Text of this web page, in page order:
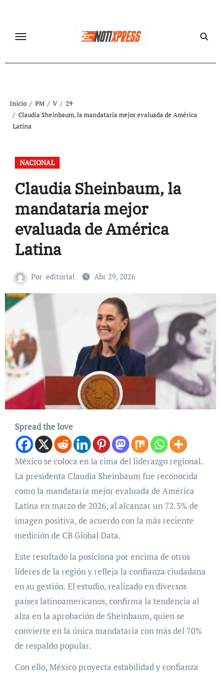
contenido
Inicio PM V
29
Claudia Sheinbaum, la mandataria mejor evaluada de América
Latina
NACIONAL
Claudia Sheinbaum, la
mandataria mejor
evaluada de América
Latina
Por editorial Abr 29, 2026
Spread the love
México se coloca en la cima del liderazgo regional.
La presidenta Claudia Sheinbaum fue reconocida
como la mandataria mejor evaluada de América
Latina en marzo de 2026, al alcanzar un 72.3% de
imagen positiva, de acuerdo con la más reciente
medición de CB Global Data.
Este resultado la posiciona por encima de otros
líderes de la región y refleja la confianza ciudadana
en su gestión. El estudio, realizado en diversos
países latinoamericanos, confirma la tendencia al
alza en la aprobación de Sheinbaum, quien se
convierte en la única mandataria con más del 70%
de respaldo popular.
Con ello, México proyecta estabilidad y confianza